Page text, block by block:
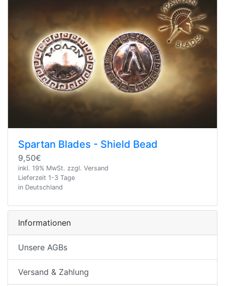
Spartan Blades - Shield Bead
9,50€
inkl. 19% MwSt. zzgl. Versand
Lieferzeit 1-3 Tage
in Deutschland
Informationen
Unsere AGBs
Versand & Zahlung